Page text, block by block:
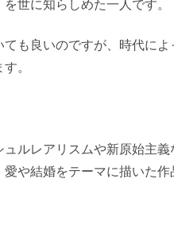
を世に知らしめた一人です。
も良いのですが、時代に
。
ルレアリスムや新原始主
愛や結婚をテーマに描いた